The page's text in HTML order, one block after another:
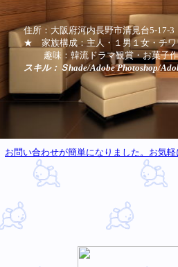
住所：大阪府河内長野市清見台5-17-3
★ 家族構成：主人・１男１女・チワ
趣味：韓流ドラマ観賞・お菓子
スキル：Ｓhade/Adobe Photoshop/
内外装の建築ﾃﾞｻﾞｲﾝ・シュミレーション
店舗やデザインに使用されるグラフィッ
お問い合わせが簡単になりました。お気